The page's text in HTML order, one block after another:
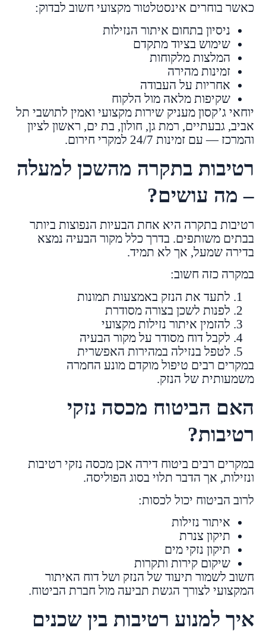
כאשר בוחרים אינסטלטור מקצועי חשוב לבדוק:
ניסיון בתחום איתור הנזילות
שימוש בציוד מתקדם
המלצות מלקוחות
זמינות מהירה
אחריות על העבודה
שקיפות מלאה מול הלקוח
יוחאי ג’קסון מעניק שירות מקצועי ואמין לתושבי תל
אביב, גבעתיים, רמת גן, חולון, בת ים, ראשון לציון
והמרכז — עם זמינות 24/7 למקרי חירום.
רטיבות בתקרה מהשכן למעלה
– מה עושים?
רטיבות בתקרה היא אחת הבעיות הנפוצות ביותר
בבתים משותפים. בדרך כלל מקור הבעיה נמצא
בדירה שמעל, אך לא תמיד.
במקרה כזה חשוב:
לתעד את הנזק באמצעות תמונות
לפנות לשכן בצורה מסודרת
להזמין איתור נזילות מקצועי
לקבל דוח מסודר על מקור הבעיה
לטפל בנזילה במהירות האפשרית
במקרים רבים טיפול מוקדם מונע החמרה
משמעותית של הנזק.
האם הביטוח מכסה נזקי
רטיבות?
במקרים רבים ביטוח דירה אכן מכסה נזקי רטיבות
ונזילות, אך הדבר תלוי בסוג הפוליסה.
לרוב הביטוח יכול לכסות:
איתור נזילות
תיקון צנרת
תיקון נזקי מים
שיקום קירות ותקרות
חשוב לשמור תיעוד של הנזק ושל דוח האיתור
המקצועי לצורך הגשת תביעה מול חברת הביטוח.
איך למנוע רטיבות בין שכנים